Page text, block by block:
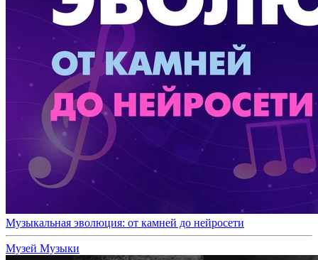
Музыкальная эволюция: от камней до нейросети
Музей Музыки